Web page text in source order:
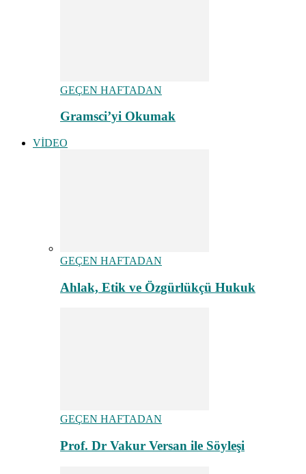
GEÇEN HAFTADAN
Gramsci’yi Okumak
VİDEO
GEÇEN HAFTADAN
Ahlak, Etik ve Özgürlükçü Hukuk
GEÇEN HAFTADAN
Prof. Dr Vakur Versan ile Söyleşi